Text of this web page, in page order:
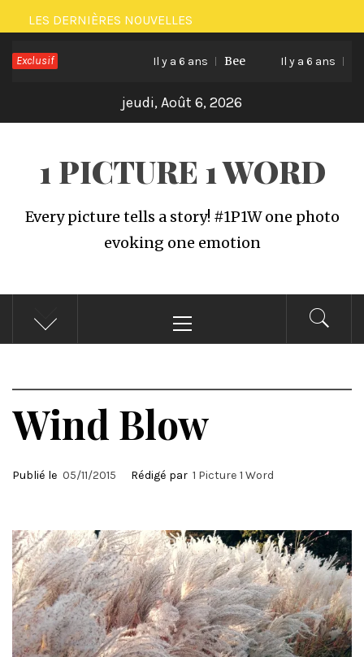
Passer
au
contenu
LES DERNIÈRES NOUVELLES
Exclusif Il y a 6 ans Bee Il y a 6 ans Cat
jeudi, Août 6, 2026
1 PICTURE 1 WORD
Every picture tells a story! #1P1W one photo
evoking one emotion
principal
Wind Blow
Publié le 05/11/2015 Rédigé par 1 Picture 1 Word